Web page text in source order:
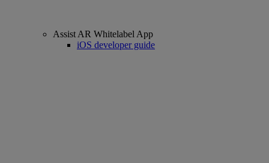
Assist AR Whitelabel App
iOS developer guide